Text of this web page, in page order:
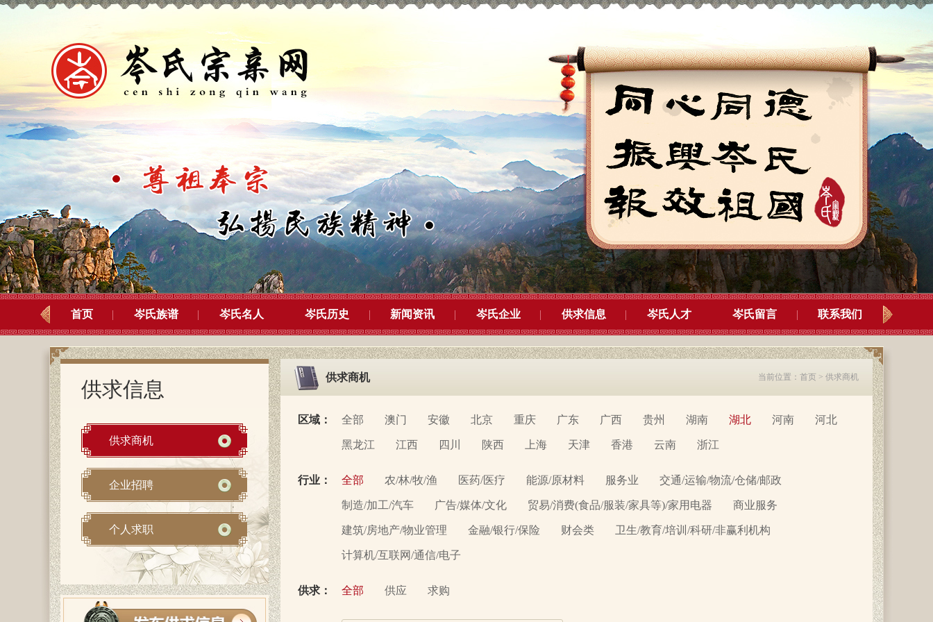
首页 岑氏族谱 岑氏名人 岑氏历史 新闻资讯 岑氏企业 供求信息 岑氏人才 岑氏留言 联系我们
供求信息
供求商机
企业招聘
个人求职
供求商机 当前位置： 首页 > 供求商机
区域： 全部 澳门 安徽 北京 重庆 广东 广西 贵州 湖南 湖北 河南 河北
黑龙江 江西 四川 陕西 上海 天津 香港 云南 浙江
行业： 全部 农/林/牧/渔 医药/医疗 能源/原材料 服务业 交通/运输/物流/仓储/邮政
制造/加工/汽车 广告/媒体/文化 贸易/消费(食品/服装/家具等)/家用电器 商业服务
建筑/房地产/物业管理 金融/银行/保险 财会类 卫生/教育/培训/科研/非赢利机构
计算机/互联网/通信/电子
供求： 全部 供应 求购